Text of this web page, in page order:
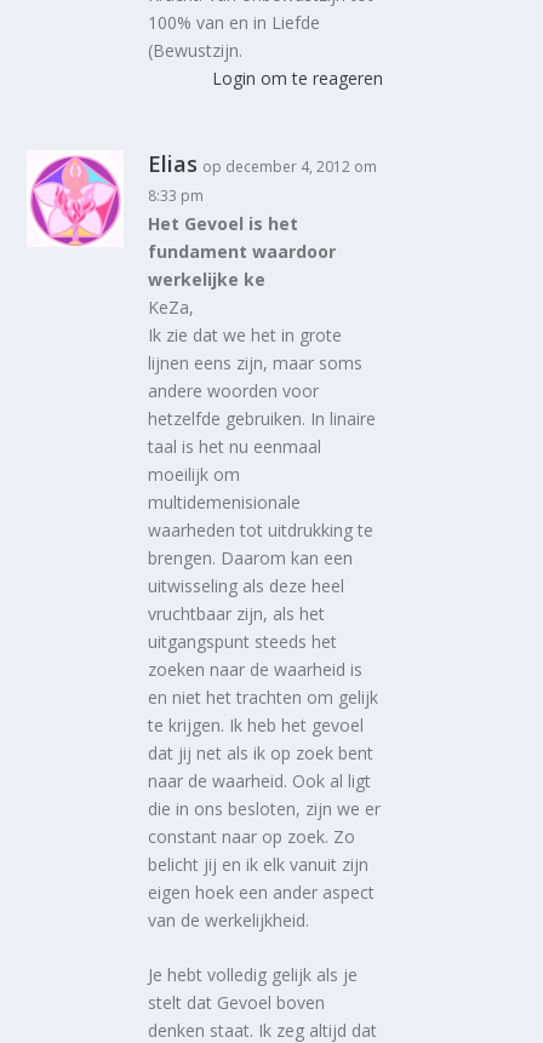
100% van en in Liefde
(Bewustzijn.
Login om te reageren
Elias op december 4, 2012 om
8:33 pm
Het Gevoel is het
fundament waardoor
werkelijke ke
KeZa,
Ik zie dat we het in grote
lijnen eens zijn, maar soms
andere woorden voor
hetzelfde gebruiken. In linaire
taal is het nu eenmaal
moeilijk om
multidemenisionale
waarheden tot uitdrukking te
brengen. Daarom kan een
uitwisseling als deze heel
vruchtbaar zijn, als het
uitgangspunt steeds het
zoeken naar de waarheid is
en niet het trachten om gelijk
te krijgen. Ik heb het gevoel
dat jij net als ik op zoek bent
naar de waarheid. Ook al ligt
die in ons besloten, zijn we er
constant naar op zoek. Zo
belicht jij en ik elk vanuit zijn
eigen hoek een ander aspect
van de werkelijkheid.
Je hebt volledig gelijk als je
stelt dat Gevoel boven
denken staat. Ik zeg altijd dat